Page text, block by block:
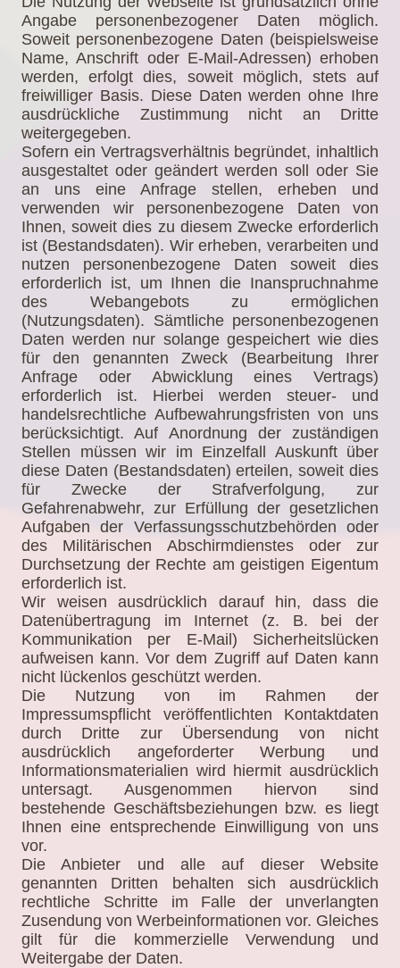
Angabe personenbezogener Daten möglich.
Soweit personenbezogene Daten (beispielsweise
Name, Anschrift oder E-Mail-Adressen) erhoben
werden, erfolgt dies, soweit möglich, stets auf
freiwilliger Basis. Diese Daten werden ohne Ihre
ausdrückliche Zustimmung nicht an Dritte
weitergegeben.
Sofern ein Vertragsverhältnis begründet, inhaltlich
ausgestaltet oder geändert werden soll oder Sie
an uns eine Anfrage stellen, erheben und
verwenden wir personenbezogene Daten von
Ihnen, soweit dies zu diesem Zwecke erforderlich
ist (Bestandsdaten). Wir erheben, verarbeiten und
nutzen personenbezogene Daten soweit dies
erforderlich ist, um Ihnen die Inanspruchnahme
des Webangebots zu ermöglichen
(Nutzungsdaten). Sämtliche personenbezogenen
Daten werden nur solange gespeichert wie dies
für den genannten Zweck (Bearbeitung Ihrer
Anfrage oder Abwicklung eines Vertrags)
erforderlich ist. Hierbei werden steuer- und
handelsrechtliche Aufbewahrungsfristen von uns
berücksichtigt. Auf Anordnung der zuständigen
Stellen müssen wir im Einzelfall Auskunft über
diese Daten (Bestandsdaten) erteilen, soweit dies
für Zwecke der Strafverfolgung, zur
Gefahrenabwehr, zur Erfüllung der gesetzlichen
Aufgaben der Verfassungsschutzbehörden oder
des Militärischen Abschirmdienstes oder zur
Durchsetzung der Rechte am geistigen Eigentum
erforderlich ist.
Wir weisen ausdrücklich darauf hin, dass die
Datenübertragung im Internet (z. B. bei der
Kommunikation per E-Mail) Sicherheitslücken
aufweisen kann. Vor dem Zugriff auf Daten kann
nicht lückenlos geschützt werden.
Die Nutzung von im Rahmen der
Impressumspflicht veröffentlichten Kontaktdaten
durch Dritte zur Übersendung von nicht
ausdrücklich angeforderter Werbung und
Informationsmaterialien wird hiermit ausdrücklich
untersagt. Ausgenommen hiervon sind
bestehende Geschäftsbeziehungen bzw. es liegt
Ihnen eine entsprechende Einwilligung von uns
vor.
Die Anbieter und alle auf dieser Website
genannten Dritten behalten sich ausdrücklich
rechtliche Schritte im Falle der unverlangten
Zusendung von Werbeinformationen vor. Gleiches
gilt für die kommerzielle Verwendung und
Weitergabe der Daten.